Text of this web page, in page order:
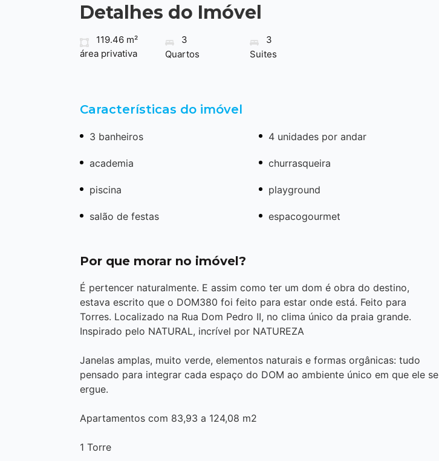
Detalhes do Imóvel
119.46 m²
área privativa
3
Quartos
3
Suites
Características do imóvel
3 banheiros 4 unidades por andar
academia churrasqueira
piscina playground
salão de festas espacogourmet
Por que morar no imóvel?
É pertencer naturalmente. E assim como ter um dom é obra do destino,
estava escrito que o DOM380 foi feito para estar onde está. Feito para
Torres. Localizado na Rua Dom Pedro II, no clima único da praia grande.
Inspirado pelo NATURAL, incrível por NATUREZA
Janelas amplas, muito verde, elementos naturais e formas orgânicas: tudo
pensado para integrar cada espaço do DOM ao ambiente único em que ele se
ergue.
Apartamentos com 83,93 a 124,08 m2
1 Torre